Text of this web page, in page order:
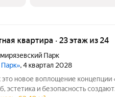
квартира · 23 этаж из 24
Парк
Парк», 4 квартал 2028
эстетика и безопасность создают